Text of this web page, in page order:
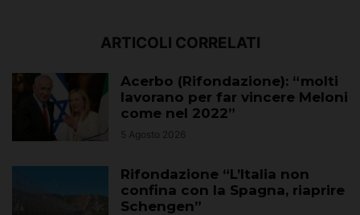
ARTICOLI CORRELATI
Acerbo (Rifondazione): “molti
lavorano per far vincere Meloni
come nel 2022”
5 Agosto 2026
Rifondazione “L’Italia non
confina con la Spagna, riaprire
Schengen”